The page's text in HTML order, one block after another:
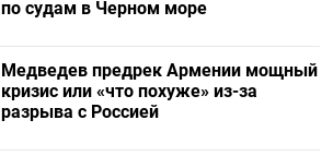
по судам в Черном море
Медведев предрек Армении мощный
кризис или «что похуже» из-за
разрыва с Россией